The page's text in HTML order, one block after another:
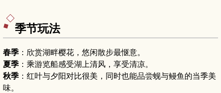
季节玩法
春季 ：欣赏湖畔樱花，悠闲散步最惬意。
夏季 ：乘游览船感受湖上清风，享受清凉。
秋季 ：红叶与夕阳对比很美，同时也能品尝蚬与鳗鱼的当季美
味。